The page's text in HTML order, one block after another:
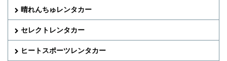
晴れんちゅレンタカー
セレクトレンタカー
ヒートスポーツレンタカー